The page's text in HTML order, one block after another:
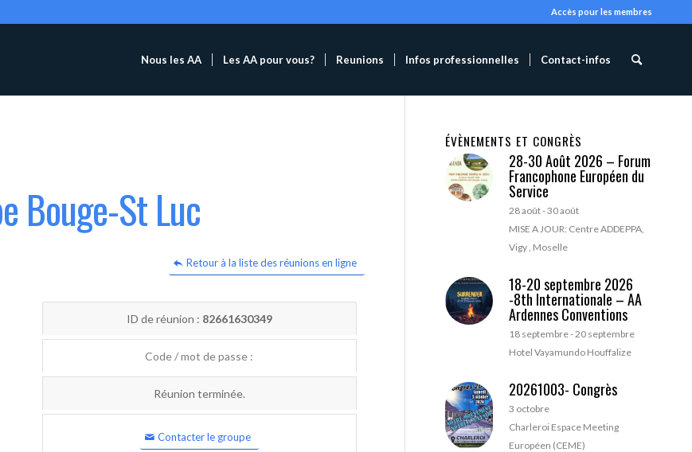
Accès pour les membres
Nous les AA Les AA pour vous? Reunions Infos professionnelles Contact-infos
Bouge-St Luc
Retour à la liste des réunions en ligne
ID de réunion : 82661630349
Code / mot de passe :
Réunion terminée.
Contacter le groupe
ÉVÈNEMENTS ET CONGRÈS
28-30 Août 2026 – Forum
Francophone Européen du
Service
28 août-30 août
MISE A JOUR: Centre ADDEPPA,
Vigy , Moselle
18-20 septembre 2026
-8th Internationale – AA
Ardennes Conventions
18 septembre-20 septembre
Hotel Vayamundo Houffalize
20261003- Congrès
3 octobre
Charleroi Espace Meeting
Européen (CEME)